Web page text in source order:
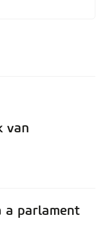
van
parlament